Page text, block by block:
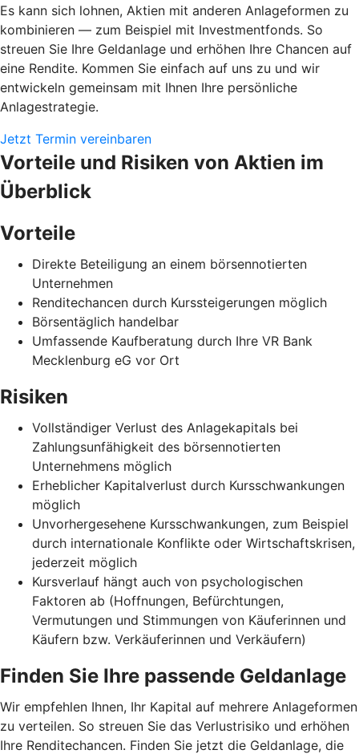
Es kann sich lohnen, Aktien mit anderen Anlageformen zu
kombinieren — zum Beispiel mit Investmentfonds. So
streuen Sie Ihre Geldanlage und erhöhen Ihre Chancen auf
eine Rendite. Kommen Sie einfach auf uns zu und wir
entwickeln gemeinsam mit Ihnen Ihre persönliche
Anlagestrategie.
Jetzt Termin vereinbaren
Vorteile und Risiken von Aktien im
Überblick
Vorteile
Direkte Beteiligung an einem börsennotierten
Unternehmen
Renditechancen durch Kurssteigerungen möglich
Börsentäglich handelbar
Umfassende Kaufberatung durch Ihre VR Bank
Mecklenburg eG vor Ort
Risiken
Vollständiger Verlust des Anlagekapitals bei
Zahlungsunfähigkeit des börsennotierten
Unternehmens möglich
Erheblicher Kapitalverlust durch Kursschwankungen
möglich
Unvorhergesehene Kursschwankungen, zum Beispiel
durch internationale Konflikte oder Wirtschaftskrisen,
jederzeit möglich
Kursverlauf hängt auch von psychologischen
Faktoren ab (Hoffnungen, Befürchtungen,
Vermutungen und Stimmungen von Käuferinnen und
Käufern bzw. Verkäuferinnen und Verkäufern)
Finden Sie Ihre passende Geldanlage
Wir empfehlen Ihnen, Ihr Kapital auf mehrere Anlageformen
zu verteilen. So streuen Sie das Verlustrisiko und erhöhen
Ihre Renditechancen. Finden Sie jetzt die Geldanlage, die